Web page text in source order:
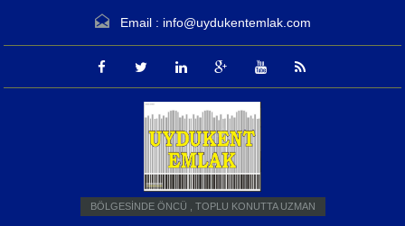
Email : info@uydukentemlak.com
BÖLGESİNDE ÖNCÜ , TOPLU KONUTTA UZMAN